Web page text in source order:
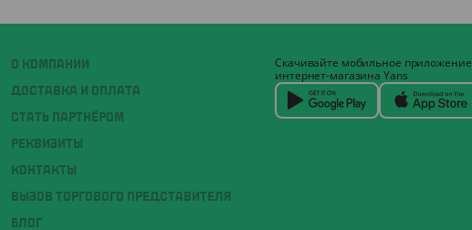
О КОМПАНИИ
ДОСТАВКА И ОПЛАТА
СТАТЬ ПАРТНЁРОМ
РЕКВИЗИТЫ
КОНТАКТЫ
ВЫЗОВ ТОРГОВОГО ПРЕДСТАВИТЕЛЯ
БЛОГ
Скачивайте мобильное приложение
интернет-магазина Yans